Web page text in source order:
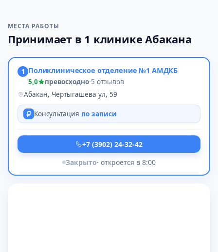
МЕСТА РАБОТЫ
Принимает в 1 клинике Абакана
1 Поликлиническое отделение №1 АМДКБ
5,0 превосходно·5 отзывов
Абакан, Чертыгашева ул, 59
Консультация по записи
+7 (3902) 24-32-42
Закрыто· откроется в 8:00